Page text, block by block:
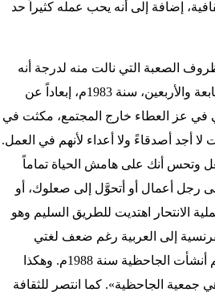
إضافة إلى أنه يحب عمله كثيراً حد
الصعبة التي نالت منه لدرجة أنه
فكَّر في الانتحار، والسبب يعود لتقاعده المبكر في سن السابعة والأربعين، سنة 1983م، إبعاداً عن
عز العطاء خارج المجتمع، مكثت في
أخرج من البيت لا أجد أصدقاءً ولا أعداء لأنهم في العمل.
وتحس أنك على هامش الحياة تماماً
رجل أعمال أو أتحوَّل إلى صعلوك، أو
الانتحار اهتديت للطريق السليم وهو
إلى العربية رغم ضعف لغتي
الفرنسية، وتعلَّمت الإعلام الآلي في الثمانينيات وما فوق، ثم أنشأت الجاحظية سنة 1988م. وهكذا
الجاحظية». كما انتصر للثقافة